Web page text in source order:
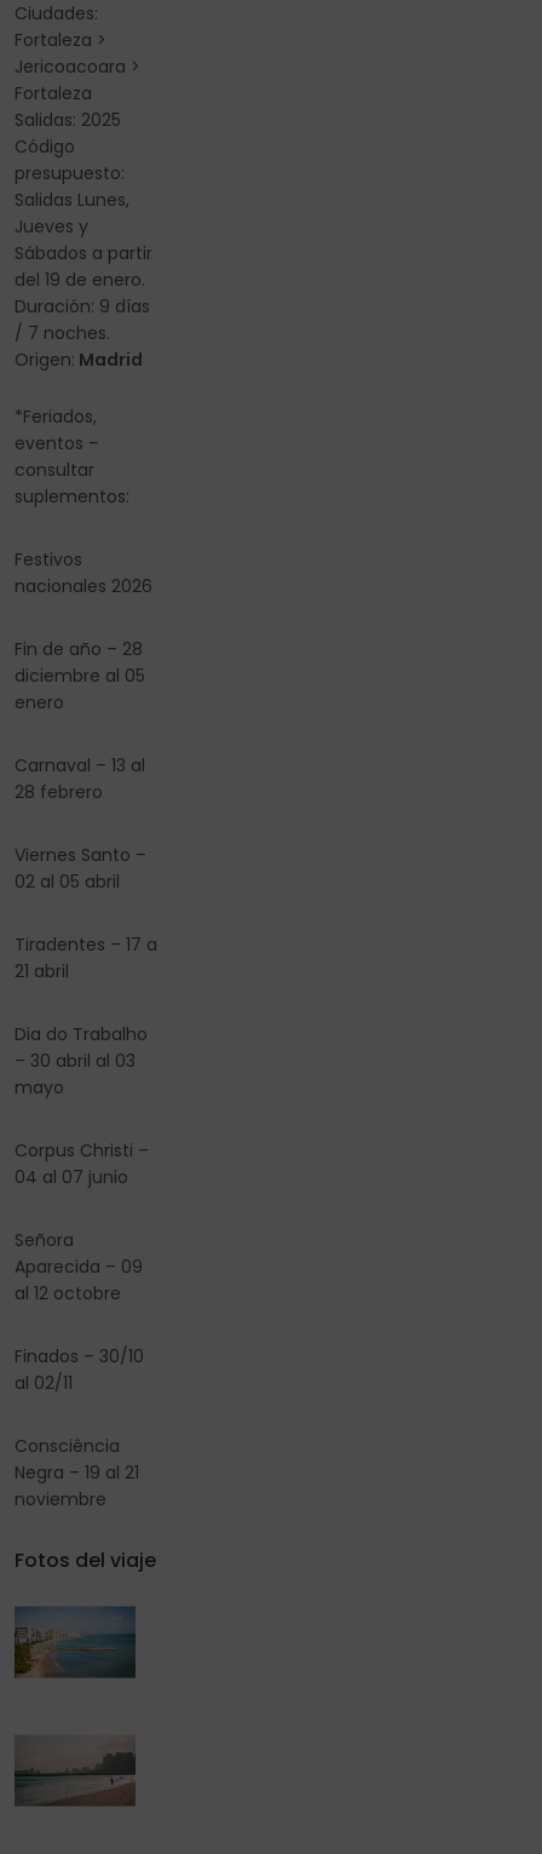
Ciudades:
Fortaleza >
Jericoacoara >
Fortaleza
Salidas: 2025
Código
presupuesto:
Salidas Lunes,
Jueves y
Sábados a partir
del 19 de enero.
Duración: 9 días
/ 7 noches.
Origen: Madrid
*Feriados,
eventos –
consultar
suplementos:
Festivos
nacionales 2026
Fin de año – 28
diciembre al 05
enero
Carnaval – 13 al
28 febrero
Viernes Santo –
02 al 05 abril
Tiradentes – 17 a
21 abril
Dia do Trabalho
– 30 abril al 03
mayo
Corpus Christi –
04 al 07 junio
Señora
Aparecida – 09
al 12 octobre
Finados – 30/10
al 02/11
Consciência
Negra – 19 al 21
noviembre
Fotos del viaje